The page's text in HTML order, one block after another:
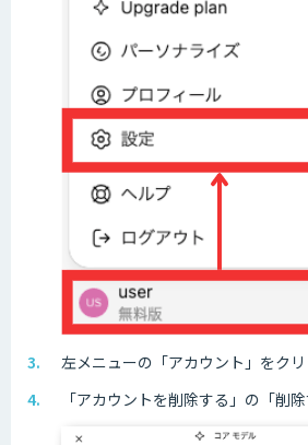
左メニューの「アカウント」をクリ
「アカウントを削除する」の「削